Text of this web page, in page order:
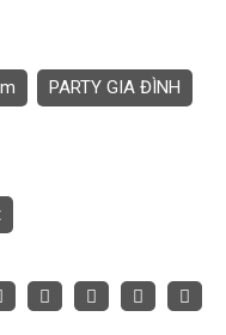
PARTY GIA ĐÌNH